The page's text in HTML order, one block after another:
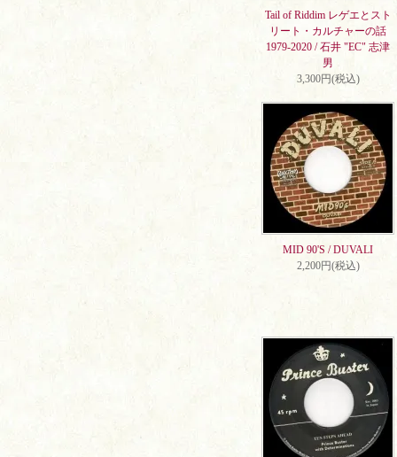
Tail of Riddim レゲエとスト
リート・カルチャーの話
1979-2020 / 石井 "EC" 志津
男
3,300円(税込)
MID 90'S / DUVALI
2,200円(税込)